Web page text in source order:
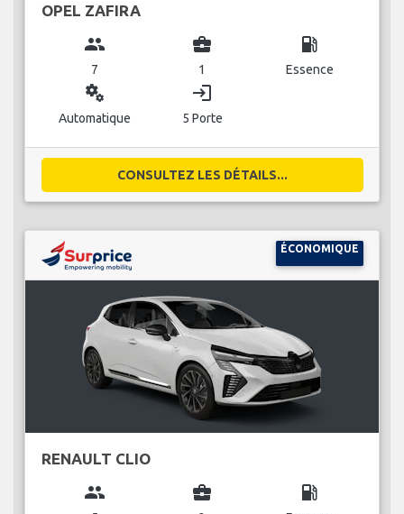
OPEL ZAFIRA
group
7
business_center
1
local_gas_station
Essence
miscellaneous_services
Automatique
login
5 Porte
CONSULTEZ LES DÉTAILS...
ÉCONOMIQUE
RENAULT CLIO
group business_center local_gas_station